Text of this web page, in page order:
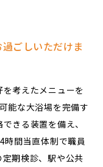
過ごしいただけま
考えたメニューを
能な大浴場を完備す
きる装置を備え、
時間当直体制で職員
期検診、駅や公共